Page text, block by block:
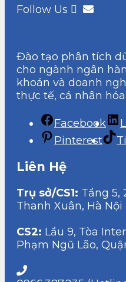
Follow Us
Đào tạo phân tích
cho ngành ngân
khoán và doanh
thực tế, cá nhân
Facebook
Pinterest
Liên Hệ
Trụ sở/CS1: Tầng 5,
Thanh Xuân, Hà Nội
CS2: Lầu 9, Tòa
Phạm Ngũ Lão,